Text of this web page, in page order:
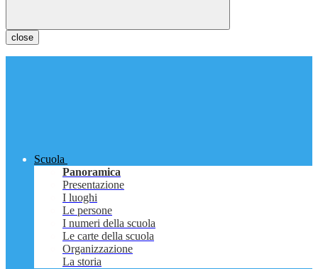
close
Scuola
Panoramica
Presentazione
I luoghi
Le persone
I numeri della scuola
Le carte della scuola
Organizzazione
La storia